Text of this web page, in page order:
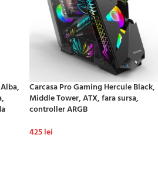
Carcasa Pro Gaming Hercule Black,
Middle Tower, ATX, fara sursa,
controller ARGB
425lei